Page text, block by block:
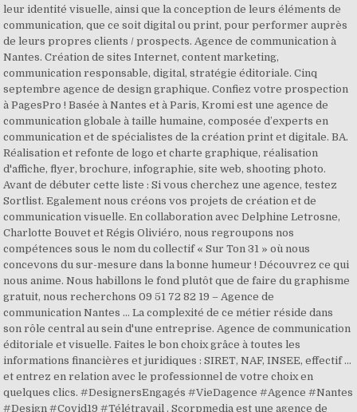
leur identité visuelle, ainsi que la conception de leurs éléments de
communication, que ce soit digital ou print, pour performer auprès
de leurs propres clients / prospects. Agence de communication à
Nantes. Création de sites Internet, content marketing,
communication responsable, digital, stratégie éditoriale. Cinq
septembre agence de design graphique. Confiez votre prospection
à PagesPro ! Basée à Nantes et à Paris, Kromi est une agence de
communication globale à taille humaine, composée d’experts en
communication et de spécialistes de la création print et digitale. BA.
Réalisation et refonte de logo et charte graphique, réalisation
d'affiche, flyer, brochure, infographie, site web, shooting photo.
Avant de débuter cette liste : Si vous cherchez une agence, testez
Sortlist. Egalement nous créons vos projets de création et de
communication visuelle. En collaboration avec Delphine Letrosne,
Charlotte Bouvet et Régis Oliviéro, nous regroupons nos
compétences sous le nom du collectif « Sur Ton 31 » où nous
concevons du sur-mesure dans la bonne humeur ! Découvrez ce qui
nous anime. Nous habillons le fond plutôt que de faire du graphisme
gratuit, nous recherchons 09 51 72 82 19 – Agence de
communication Nantes … La complexité de ce métier réside dans
son rôle central au sein d'une entreprise. Agence de communication
éditoriale et visuelle. Faites le bon choix grâce à toutes les
informations financières et juridiques : SIRET, NAF, INSEE, effectif ...
et entrez en relation avec le professionnel de votre choix en
quelques clics. #DesignersEngagés #VieDagence #Agence #Nantes
#Design #Covid19 #Télétravail . Scorpmedia est une agence de